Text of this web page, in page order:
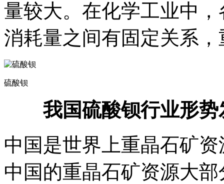
量较大。在化学工业中
消耗量之间有固定关系
硫酸钡
我国硫酸钡行业形势
中国是世界上重晶石矿
中国的重晶石矿资源大